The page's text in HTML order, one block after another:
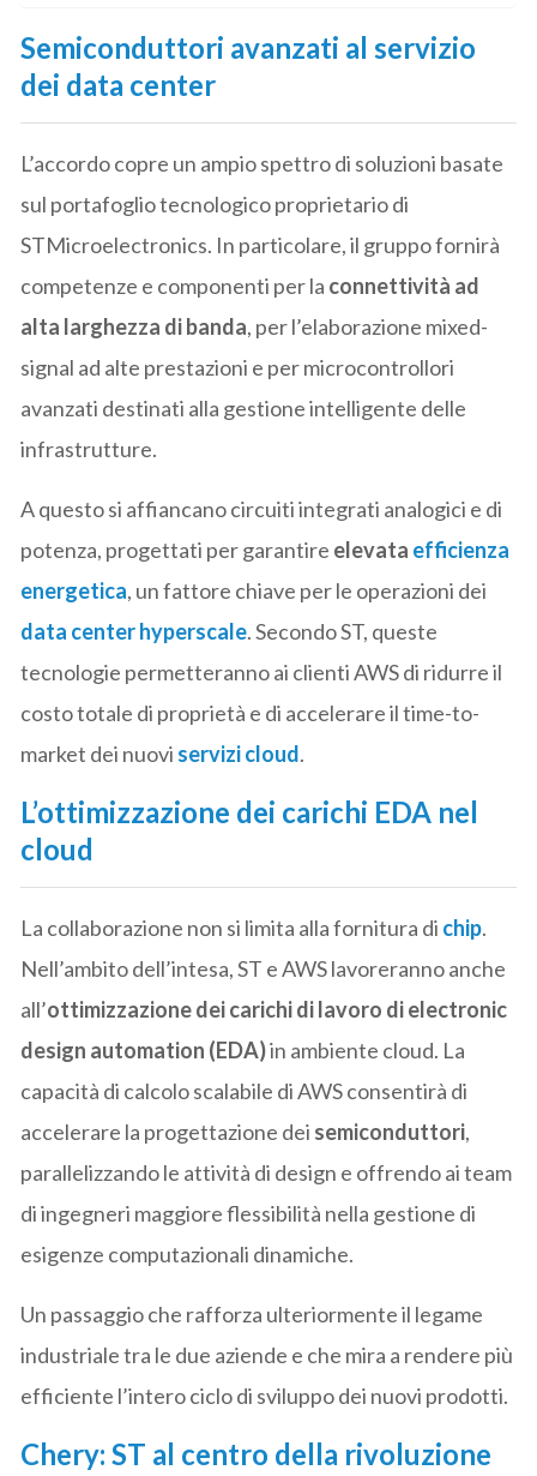
Semiconduttori avanzati al servizio
dei data center
L’accordo copre un ampio spettro di soluzioni basate
sul portafoglio tecnologico proprietario di
STMicroelectronics. In particolare, il gruppo fornirà
competenze e componenti per la connettività ad
alta larghezza di banda, per l’elaborazione mixed-
signal ad alte prestazioni e per microcontrollori
avanzati destinati alla gestione intelligente delle
infrastrutture.
A questo si affiancano circuiti integrati analogici e di
potenza, progettati per garantire elevata efficienza
energetica, un fattore chiave per le operazioni dei
data center hyperscale. Secondo ST, queste
tecnologie permetteranno ai clienti AWS di ridurre il
costo totale di proprietà e di accelerare il time-to-
market dei nuovi servizi cloud.
L’ottimizzazione dei carichi EDA nel
cloud
La collaborazione non si limita alla fornitura di chip.
Nell’ambito dell’intesa, ST e AWS lavoreranno anche
all’ottimizzazione dei carichi di lavoro di electronic
design automation (EDA)in ambiente cloud. La
capacità di calcolo scalabile di AWS consentirà di
accelerare la progettazione dei semiconduttori,
parallelizzando le attività di design e offrendo ai team
di ingegneri maggiore flessibilità nella gestione di
esigenze computazionali dinamiche.
Un passaggio che rafforza ulteriormente il legame
industriale tra le due aziende e che mira a rendere più
efficiente l’intero ciclo di sviluppo dei nuovi prodotti.
Chery: ST al centro della rivoluzione